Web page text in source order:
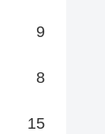
9
8
15